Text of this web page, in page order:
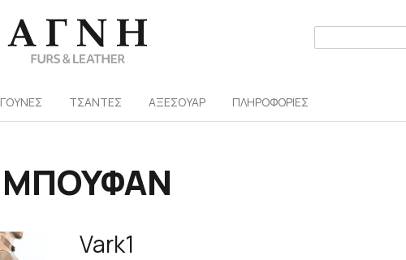
ΓΟΥΝΕΣ ΤΣΑΝΤΕΣ ΑΞΕΣΟΥΑΡ ΠΛΗΡΟΦΟΡΙΕΣ
ΜΠΟΥΦΑΝ
Vark1